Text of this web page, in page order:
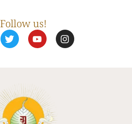
Follow us!
T
w
r
Y
o
e
I
n